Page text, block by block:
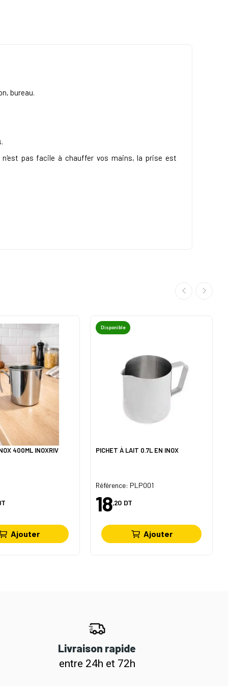
bureau.
pas facile à chauffer vos mains, la prise est
400ML INOXRIV
Ajouter
Disponible
PICHET À LAIT 0.7L EN INOX
Référence: PLP001
18,20 DT
Ajouter
Livraison rapide
entre 24h et 72h